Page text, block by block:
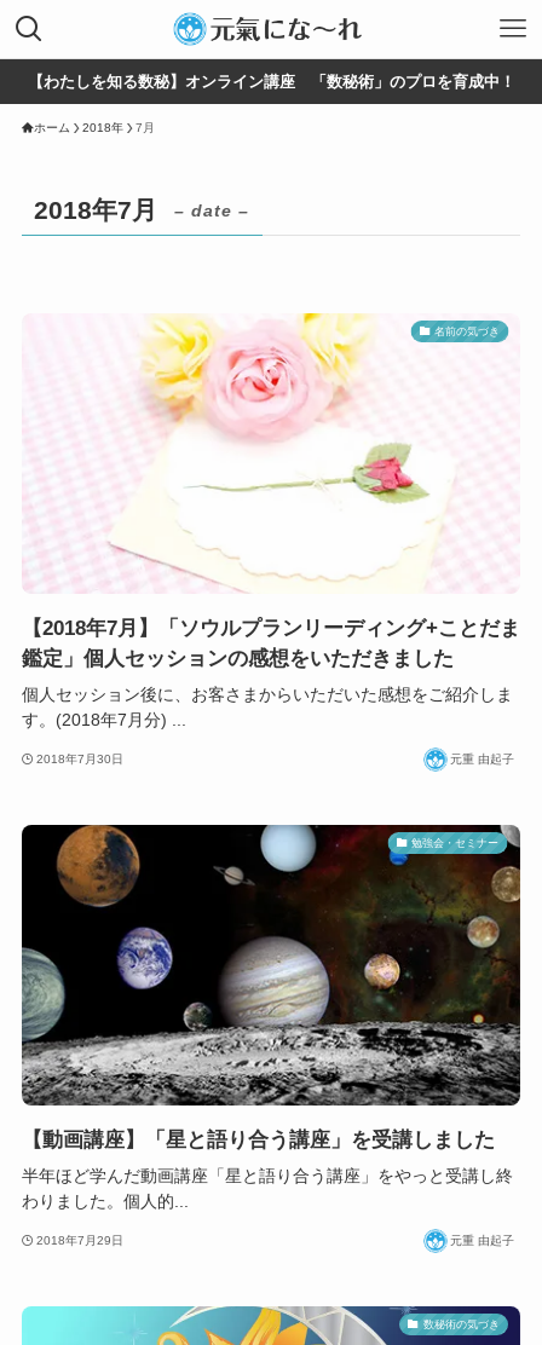
【わたしを知る数秘】オンライン講座 「数秘術」のプロを育成中！
ホーム 2018年 7月
2018年7月 – date –
名前の気づき
【2018年7月】「ソウルプランリーディング+ことだま
鑑定」個人セッションの感想をいただきました
個人セッション後に、お客さまからいただいた感想をご紹介しま
す。(2018年7月分) ...
2018年7月30日 元重 由起子
勉強会・セミナー
【動画講座】「星と語り合う講座」を受講しました
半年ほど学んだ動画講座「星と語り合う講座」をやっと受講し終
わりました。個人的...
2018年7月29日 元重 由起子
数秘術の気づき